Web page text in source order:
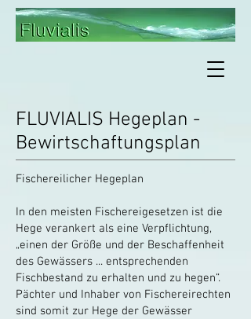
FLUVIALIS Hegeplan -
Bewirtschaftungsplan
Fischereilicher Hegeplan
In den meisten Fischereigesetzen ist die
Hege verankert als eine Verpflichtung,
„einen der Größe und der Beschaffenheit
des Gewässers ... entsprechenden
Fischbestand zu erhalten und zu hegen“.
Pächter und Inhaber von Fischereirechten
sind somit zur Hege der Gewässer